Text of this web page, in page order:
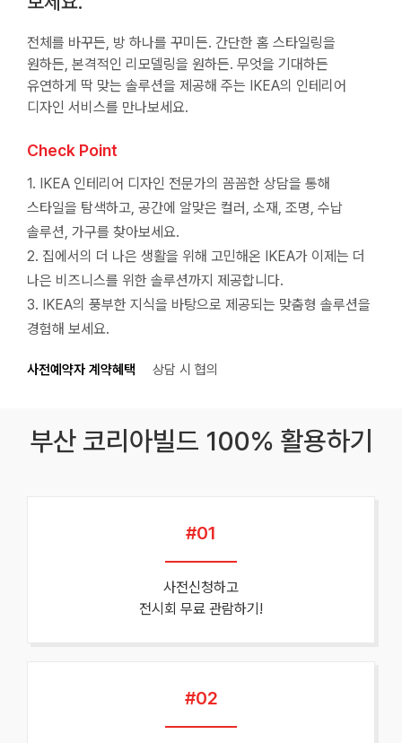
전체를 바꾸든, 방 하나를 꾸미든. 간단한 홈 스타일링을
원하든, 본격적인 리모델링을 원하든. 무엇을 기대하든
유연하게 딱 맞는 솔루션을 제공해 주는 IKEA의 인테리어
디자인 서비스를 만나보세요.
Check Point
1. IKEA 인테리어 디자인 전문가의 꼼꼼한 상담을 통해
스타일을 탐색하고, 공간에 알맞은 컬러, 소재, 조명, 수납
솔루션, 가구를 찾아보세요.
2. 집에서의 더 나은 생활을 위해 고민해온 IKEA가 이제는 더
나은 비즈니스를 위한 솔루션까지 제공합니다.
3. IKEA의 풍부한 지식을 바탕으로 제공되는 맞춤형 솔루션을
경험해 보세요.
사전예약자 계약혜택 상담 시 협의
부산 코리아빌드 100% 활용하기
#01
사전신청하고
전시회 무료 관람하기!
#02